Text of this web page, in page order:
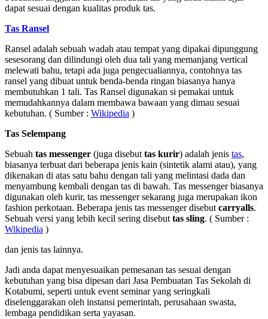
dapat sesuai dengan kualitas produk tas.
Tas Ransel
Ransel adalah sebuah wadah atau tempat yang dipakai dipunggung
sesesorang dan dilindungi oleh dua tali yang memanjang vertical
melewati bahu, tetapi ada juga pengecualiannya, contohnya tas
ransel yang dibuat untuk benda-benda ringan biasanya hanya
membutuhkan 1 tali. Tas Ransel digunakan si pemakai untuk
memudahkannya dalam membawa bawaan yang dimau sesuai
kebutuhan. ( Sumber : Wikipedia )
Tas Selempang
Sebuah tas messenger (juga disebut tas kurir) adalah jenis tas,
biasanya terbuat dari beberapa jenis kain (sintetik alami atau), yang
dikenakan di atas satu bahu dengan tali yang melintasi dada dan
menyambung kembali dengan tas di bawah. Tas messenger biasanya
digunakan oleh kurir, tas messenger sekarang juga merupakan ikon
fashion perkotaan. Beberapa jenis tas messenger disebut carryalls.
Sebuah versi yang lebih kecil sering disebut tas sling. ( Sumber :
Wikipedia )
dan jenis tas lainnya.
Jadi anda dapat menyesuaikan pemesanan tas sesuai dengan
kebutuhan yang bisa dipesan dari Jasa Pembuatan Tas Sekolah di
Kotabumi, seperti untuk event seminar yang seringkali
diselenggarakan oleh instansi pemerintah, perusahaan swasta,
lembaga pendidikan serta yayasan.